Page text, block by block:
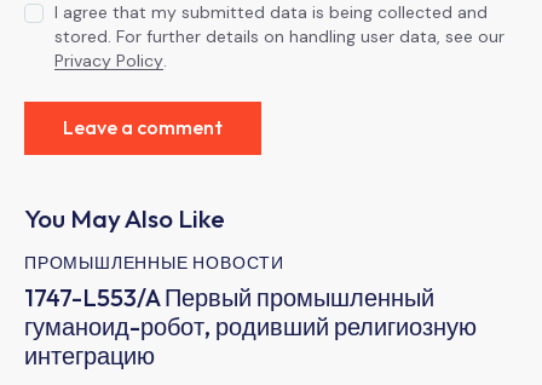
I agree that my submitted data is being collected and
stored. For further details on handling user data, see our
Privacy Policy.
You May Also Like
ПРОМЫШЛЕННЫЕ НОВОСТИ
1747-L553/A Первый промышленный
гуманоид-робот, родивший религиозную
интеграцию